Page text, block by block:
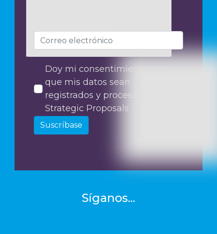
Doy mi consentimiento para
que mis datos sean
registrados y procesados por
Strategic Proposals
Suscríbase
Síganos...